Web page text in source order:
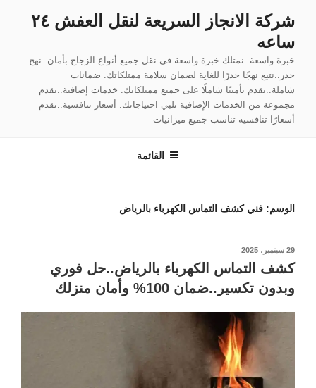
المحتوى
شركة الانجاز السريعة لنقل العفش ٢٤
ساعه
خبرة واسعة..نمتلك خبرة واسعة في نقل جميع أنواع الزجاج بأمان. نهج
حذر..نتبع نهجًا حذرًا للغاية لضمان سلامة ممتلكاتك. ضمانات
شاملة..نقدم تأمينًا شاملًا على جميع ممتلكاتك. خدمات إضافية..نقدم
مجموعة من الخدمات الإضافية تلبي احتياجاتك. أسعار تنافسية..نقدم
أسعارًا تنافسية تناسب جميع ميزانيات
القائمة
الوسم: فني كشف التماس الكهرباء بالرياض
نُشر
في
29 سبتمبر، 2025
كشف التماس الكهرباء بالرياض..حل فوري
وبدون تكسير..ضمان 100% وأمان منزلك